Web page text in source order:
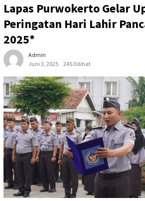
Lapas Purwokerto Gelar
Peringatan Hari Lahir
2025*
Admin
Juni 3, 2025
245 Dilihat